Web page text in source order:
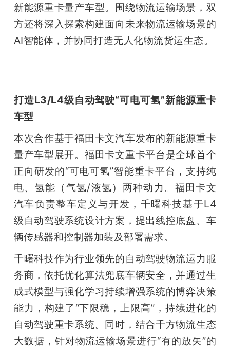
中
专
题
爱
搞
机
新能源重卡量产车型。围绕物流运输场景，双
方还将深入探索构建面向未来物流运输场景的
AI智能体，并协同打造无人化物流货运生态。
打造L3/L4级自动驾驶“可电可氢”新能源重卡
车型
本次合作基于福田卡文汽车发布的新能源重卡
量产车型展开。福田卡文重卡平台是全球首个
正向研发的“可电可氢”智能重卡平台，支持纯
电、氢能（气氢/液氢）两种动力。福田卡文
汽车负责整车定义与开发，千曙科技基于L4
级自动驾驶系统设计方案，提出线控底盘、车
辆传感器和控制器加装及部署需求。
千曙科技作为行业领先的自动驾驶物流运力服
务商，依托优化算法兜底车辆安全，并通过生
成式模型与强化学习持续增强系统的博弈决策
能力，构建了“下限稳，上限高”，持续进化的
自动驾驶重卡系统。同时，结合千方物流生态
大数据，针对物流运输场景进行“有的放矢”的